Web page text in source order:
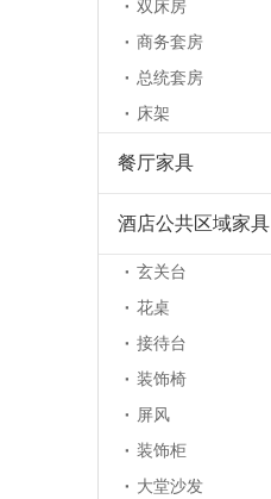
双床房
商务套房
总统套房
床架
餐厅家具
酒店公共区域家具
玄关台
花桌
接待台
装饰椅
屏风
装饰柜
大堂沙发